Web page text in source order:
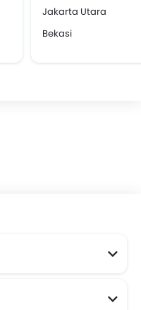
Jakarta Utara
Bekasi